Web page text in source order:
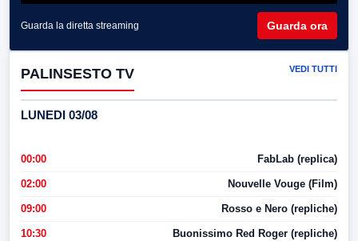
Guarda la diretta streaming Guarda ora
PALINSESTO TV VEDI TUTTI
LUNEDI 03/08
00:00 FabLab (replica)
02:00 Nouvelle Vouge (Film)
09:00 Rosso e Nero (repliche)
10:30 Buonissimo Red Roger (repliche)